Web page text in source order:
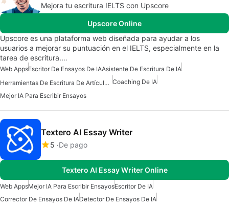
Mejora tu escritura IELTS con Upscore
Upscore Online
Upscore es una plataforma web diseñada para ayudar a los
usuarios a mejorar su puntuación en el IELTS, especialmente en la
tarea de escritura.…
Web AppsEscritor De Ensayos De IAAsistente De Escritura De IA
Herramientas De Escritura De Artículos De IA Coaching De IA
Mejor IA Para Escribir Ensayos
Textero AI Essay Writer
5 De pago
Textero AI Essay Writer Online
Web AppsMejor IA Para Escribir EnsayosEscritor De IA
Corrector De Ensayos De IADetector De Ensayos De IA